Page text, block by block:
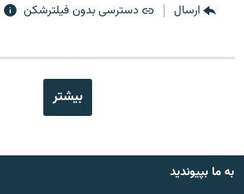
ارسال دسترسی بدون فیلترشکن
بیشتر
به ما بپیوندید